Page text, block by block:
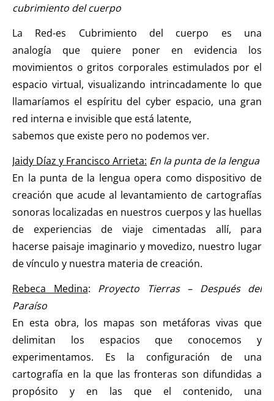
cubrimiento del cuerpo
La Red-es Cubrimiento del cuerpo es una
analogía que quiere poner en evidencia los
movimientos o gritos corporales estimulados por el
espacio virtual, visualizando intrincadamente lo que
llamaríamos el espíritu del cyber espacio, una gran
red interna e invisible que está latente,
sabemos que existe pero no podemos ver.
Jaidy Díaz y Francisco Arrieta: En la punta de la lengua
En la punta de la lengua opera como dispositivo de
creación que acude al levantamiento de cartografías
sonoras localizadas en nuestros cuerpos y las huellas
de experiencias de viaje cimentadas allí, para
hacerse paisaje imaginario y movedizo, nuestro lugar
de vínculo y nuestra materia de creación.
Rebeca Medina: Proyecto Tierras – Después del
Paraíso
En esta obra, los mapas son metáforas vivas que
delimitan los espacios que conocemos y
experimentamos. Es la configuración de una
cartografía en la que las fronteras son difundidas a
propósito y en las que el contenido, una